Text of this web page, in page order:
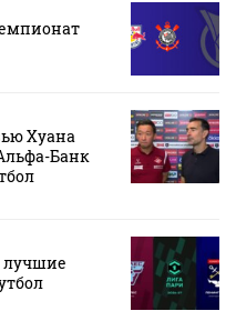
Хуана
Банк
лучшие